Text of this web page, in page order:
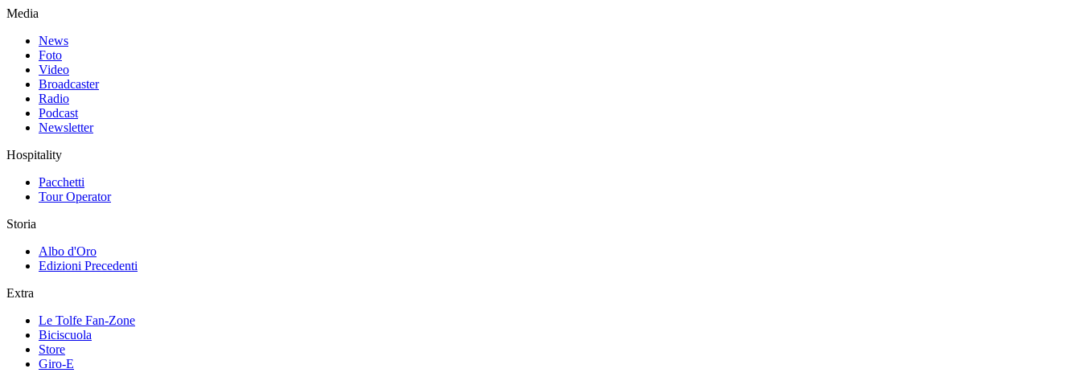
Media
News
Foto
Video
Broadcaster
Radio
Podcast
Newsletter
Hospitality
Pacchetti
Tour Operator
Storia
Albo d'Oro
Edizioni Precedenti
Extra
Le Tolfe Fan-Zone
Biciscuola
Store
Giro-E